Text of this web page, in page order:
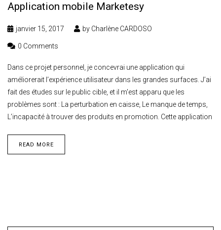
Application mobile Marketesy
janvier 15, 2017 by Charlène CARDOSO
0 Comments
Dans ce projet personnel, je concevrai une application qui
améliorerait l’expérience utilisateur dans les grandes surfaces. J’ai
fait des études sur le public cible, et il m'est apparu que les
problèmes sont : La perturbation en caisse, Le manque de temps,
L’incapacité à trouver des produits en promotion. Cette application
READ MORE